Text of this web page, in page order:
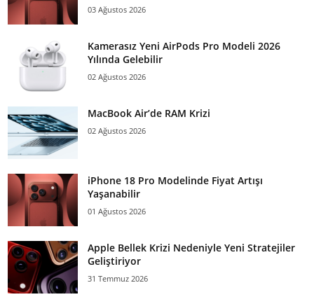
03 Ağustos 2026
Kamerasız Yeni AirPods Pro Modeli 2026
Yılında Gelebilir
02 Ağustos 2026
MacBook Air’de RAM Krizi
02 Ağustos 2026
iPhone 18 Pro Modelinde Fiyat Artışı
Yaşanabilir
01 Ağustos 2026
Apple Bellek Krizi Nedeniyle Yeni Stratejiler
Geliştiriyor
31 Temmuz 2026